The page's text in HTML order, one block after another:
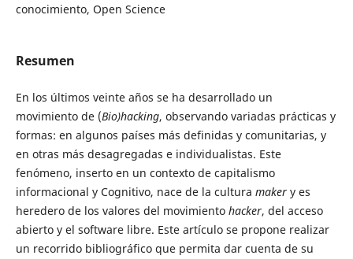
conocimiento, Open Science
Resumen
En los últimos veinte años se ha desarrollado un
movimiento de (Bio)hacking, observando variadas prácticas y
formas: en algunos países más definidas y comunitarias, y
en otras más desagregadas e individualistas. Este
fenómeno, inserto en un contexto de capitalismo
informacional y Cognitivo, nace de la cultura makery es
heredero de los valores del movimiento hacker, del acceso
abierto y el software libre. Este artículo se propone realizar
un recorrido bibliográfico que permita dar cuenta de su